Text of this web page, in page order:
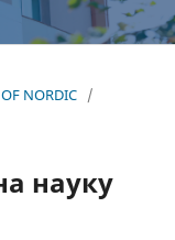
NORDIC /
науку